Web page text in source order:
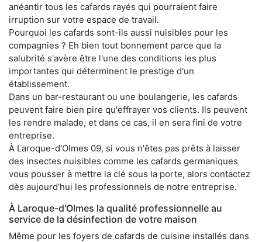
anéantir tous les cafards rayés qui pourraient faire
irruption sur votre espace de travail.
Pourquoi les cafards sont-ils aussi nuisibles pour les
compagnies ? Eh bien tout bonnement parce que la
salubrité s'avère être l'une des conditions les plus
importantes qui déterminent le prestige d'un
établissement.
Dans un bar-restaurant ou une boulangerie, les cafards
peuvent faire bien pire qu'effrayer vos clients. Ils peuvent
les rendre malade, et dans ce cas, il en sera fini de votre
entreprise.
À Laroque-d'Olmes 09, si vous n'êtes pas prêts à laisser
des insectes nuisibles comme les cafards germaniques
vous pousser à mettre la clé sous la porte, alors contactez
dès aujourd'hui les professionnels de notre entreprise.
À Laroque-d'Olmes la qualité professionnelle au
service de la désinfection de votre maison
Même pour les foyers de cafards de cuisine installés dans